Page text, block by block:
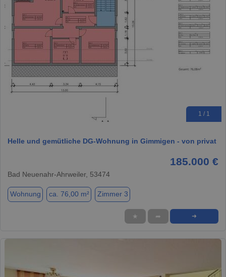
1 / 1
Helle und gemütliche DG-Wohnung in Gimmigen - von privat
185.000 €
Bad Neuenahr-Ahrweiler, 53474
Wohnung ca. 76,00 m² Zimmer 3
★ ➦ ➜